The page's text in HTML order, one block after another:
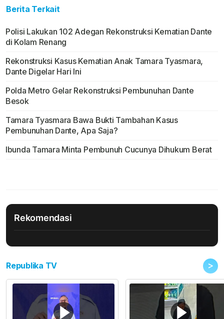
Berita Terkait
Polisi Lakukan 102 Adegan Rekonstruksi Kematian Dante
di Kolam Renang
Rekonstruksi Kasus Kematian Anak Tamara Tyasmara,
Dante Digelar Hari Ini
Polda Metro Gelar Rekonstruksi Pembunuhan Dante
Besok
Tamara Tyasmara Bawa Bukti Tambahan Kasus
Pembunuhan Dante, Apa Saja?
Ibunda Tamara Minta Pembunuh Cucunya Dihukum Berat
Rekomendasi
Republika TV >